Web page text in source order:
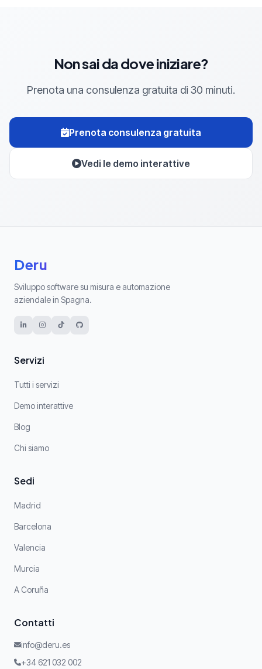
Non sai da dove iniziare?
Prenota una consulenza gratuita di 30 minuti.
Prenota consulenza gratuita
Vedi le demo interattive
Deru
Sviluppo software su misura e automazione
aziendale in Spagna.
Servizi
Tutti i servizi
Demo interattive
Blog
Chi siamo
Sedi
Madrid
Barcelona
Valencia
Murcia
A Coruña
Contatti
info@deru.es
+34 621 032 002